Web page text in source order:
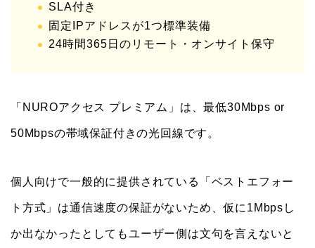
SLA付き
固定IPアドレスが1つ標準装備
24時間365日のリモート・オンサイト保守
「NUROアクセス プレミアム」は、最低30Mbps or
50Mbpsの帯域保証付きの光回線です。
個人向けで一般的に提供されている「ベストエフォー
ト方式」は通信速度の保証がないため、仮に1Mbpsし
か出なかったとしてもユーザー側は文句を言えないと